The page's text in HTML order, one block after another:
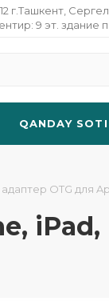
г.Ташкент,
9 эт. здание
QANDAY
OTG для
iPad,